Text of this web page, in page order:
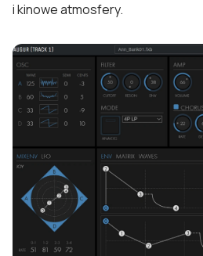
i kinowe atmosfery.